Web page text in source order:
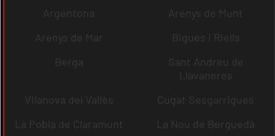
Argentona
Arenys de Munt
Arenys de Mar
Bigues i Riells
Berga
Sant Andreu de
Llavaneres
Vilanova del Vallès
Cugat Sesgarrigues
La Pobla de Claramunt
La Nou de Berguedà